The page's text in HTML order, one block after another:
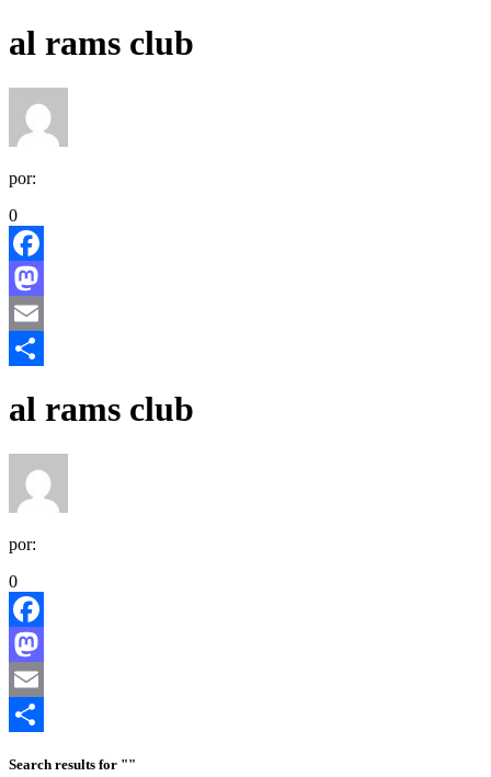
al rams club
por:
0
Facebook
Mastodon
Email
al rams club
por:
0
Facebook
Mastodon
Email
Search results for ""